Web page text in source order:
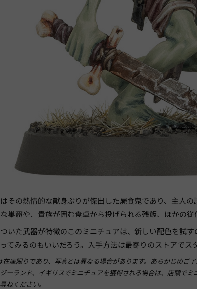
その熱情的な献身ぶりが傑出した屍食鬼であり、主人
巣窟や、貴族が囲む食卓から投げられる残飯、ほかの従
いた武器が特徴のこのミニチュアは、新しい配色を試
てみるのもいいだろう。入手方法は最寄りのストアでス
在庫限りであり、写真とは異なる場合があります。あらかじめご
ーランド、イギリスでミニチュアを獲得される場合は、店頭で
ねください。